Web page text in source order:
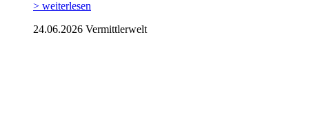
> weiterlesen
24.06.2026 Vermittlerwelt